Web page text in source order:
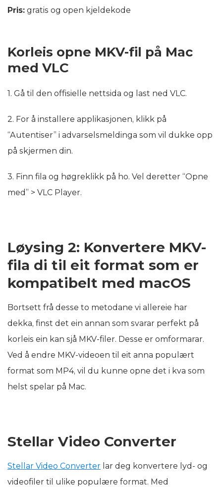
Pris: gratis og open kjeldekode
Korleis opne MKV-fil på Mac
med VLC
1. Gå til den offisielle nettsida og last ned VLC.
2. For å installere applikasjonen, klikk på
“Autentiser” i advarselsmeldinga som vil dukke opp
på skjermen din.
3. Finn fila og høgreklikk på ho. Vel deretter “Opne
med” > VLC Player.
Løysing 2: Konvertere MKV-
fila di til eit format som er
kompatibelt med macOS
Bortsett frå desse to metodane vi allereie har
dekka, finst det ein annan som svarar perfekt på
korleis ein kan sjå MKV-filer. Desse er omformarar.
Ved å endre MKV-videoen til eit anna populært
format som MP4, vil du kunne opne det i kva som
helst spelar på Mac.
Stellar Video Converter
Stellar Video Converter lar deg konvertere lyd- og
videofiler til ulike populære format. Med